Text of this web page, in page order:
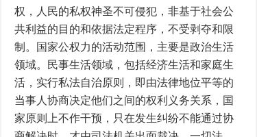
权，人民的私权神圣不可侵犯，非基于社会公
共利益的目的和依据法定程序，不受剥夺和限
制。国家公权力的活动范围，主要是政治生活
领域。民事生活领域，包括经济生活和家庭生
活，实行私法自治原则，即由法律地位平等的
当事人协商决定他们之间的权利义务关系，国
家原则上不作干预，只在发生纠纷不能通过协